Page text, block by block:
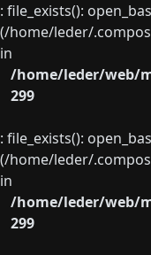
: file_exists():
(/home/leder/
in
/home/leder/web/
299
: file_exists():
(/home/leder/
in
/home/leder/web/
299